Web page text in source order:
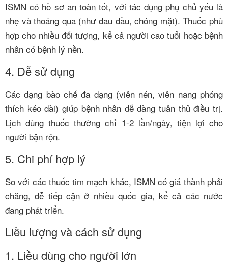
ISMN có hồ sơ an toàn tốt, với tác dụng phụ chủ yếu là
nhẹ và thoáng qua (như đau đầu, chóng mặt). Thuốc phù
hợp cho nhiều đối tượng, kể cả người cao tuổi hoặc bệnh
nhân có bệnh lý nền.
4. Dễ sử dụng
Các dạng bào chế đa dạng (viên nén, viên nang phóng
thích kéo dài) giúp bệnh nhân dễ dàng tuân thủ điều trị.
Lịch dùng thuốc thường chỉ 1-2 lần/ngày, tiện lợi cho
người bận rộn.
5. Chi phí hợp lý
So với các thuốc tim mạch khác, ISMN có giá thành phải
chăng, dễ tiếp cận ở nhiều quốc gia, kể cả các nước
đang phát triển.
Liều lượng và cách sử dụng
1. Liều dùng cho người lớn